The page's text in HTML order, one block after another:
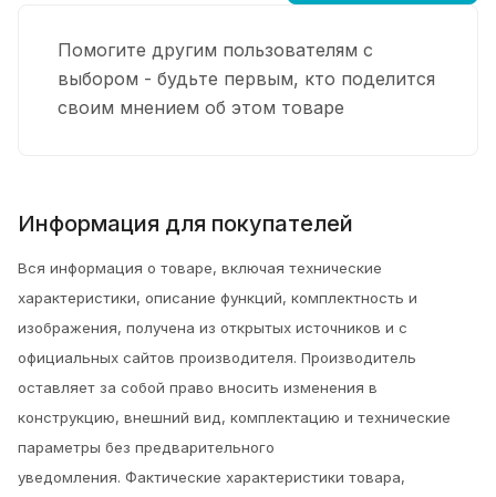
Помогите другим пользователям с
выбором - будьте первым, кто поделится
своим мнением об этом товаре
Информация для покупателей
Вся информация о товаре, включая технические
характеристики, описание функций, комплектность и
изображения, получена из открытых источников и с
официальных сайтов производителя. Производитель
оставляет за собой право вносить изменения в
конструкцию, внешний вид, комплектацию и технические
параметры без предварительного
уведомления. Фактические характеристики товара,